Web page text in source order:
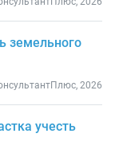
земельного
2026
учесть